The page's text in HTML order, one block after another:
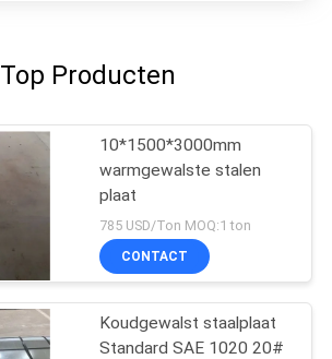
Top Producten
10*1500*3000mm
warmgewalste stalen
plaat
785 USD/Ton MOQ:1 ton
CONTACT
Koudgewalst staalplaat
Standard SAE 1020 20#